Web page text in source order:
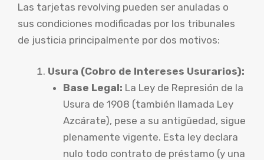
Las tarjetas revolving pueden ser anuladas o
sus condiciones modificadas por los tribunales
de justicia principalmente por dos motivos:
Usura (Cobro de Intereses Usurarios):
Base Legal: La Ley de Represión de la
Usura de 1908 (también llamada Ley
Azcárate), pese a su antigüedad, sigue
plenamente vigente. Esta ley declara
nulo todo contrato de préstamo (y una